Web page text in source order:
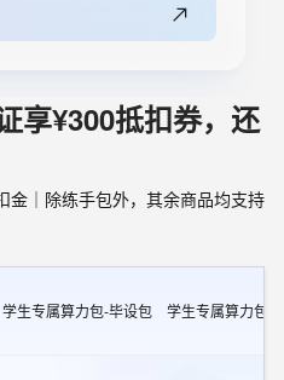
享¥300抵扣券，还
金｜除练手包外，其余商品均支持
学生专属算力包-毕设包 学生专属算力包-